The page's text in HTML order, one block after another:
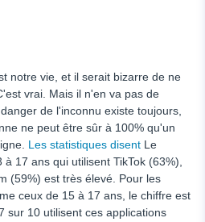
notre vie, et il serait bizarre de ne
vrai. Mais il n'en va pas de
de l'inconnu existe toujours,
ne peut être sûr à 100% qu'un
Les statistiques disent Le
17 ans qui utilisent TikTok (63%),
(59%) est très élevé. Pour les
ceux de 15 à 17 ans, le chiffre est
sur 10 utilisent ces applications
des applications
la fonction Restrict Apps de uMobix